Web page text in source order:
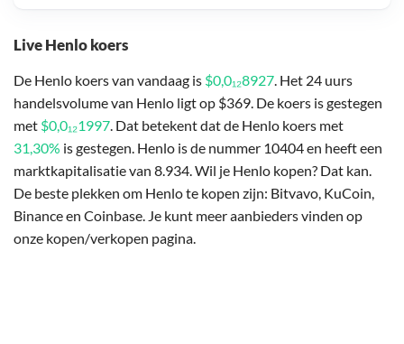
Live Henlo koers
De Henlo koers van vandaag is $0,0₁₂8927. Het 24 uurs
handelsvolume van Henlo ligt op $369. De koers is gestegen
met $0,0₁₂1997. Dat betekent dat de Henlo koers met
31,30% is gestegen. Henlo is de nummer 10404 en heeft een
marktkapitalisatie van 8.934. Wil je Henlo kopen? Dat kan.
De beste plekken om Henlo te kopen zijn: Bitvavo, KuCoin,
Binance en Coinbase. Je kunt meer aanbieders vinden op
onze kopen/verkopen pagina.